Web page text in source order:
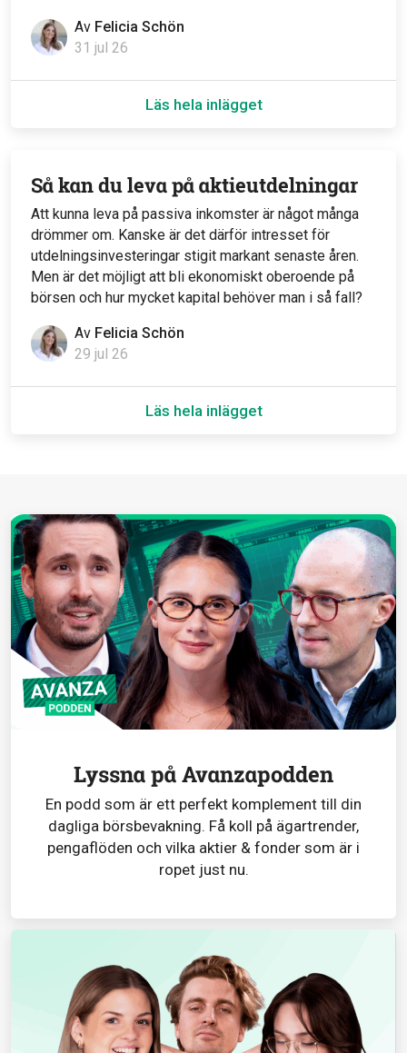
Av Felicia Schön
31 jul 26
Läs hela inlägget
Av Felicia Schön
29 jul 26
Så kan du leva på aktieutdelningar
Att kunna leva på passiva inkomster är något många
drömmer om. Kanske är det därför intresset för
utdelningsinvesteringar stigit markant senaste åren.
Men är det möjligt att bli ekonomiskt oberoende på
börsen och hur mycket kapital behöver man i så fall?
Läs hela inlägget
Lyssna på Avanzapodden
En podd som är ett perfekt komplement till din
dagliga börsbevakning. Få koll på ägartrender,
pengaflöden och vilka aktier & fonder som är i
ropet just nu.